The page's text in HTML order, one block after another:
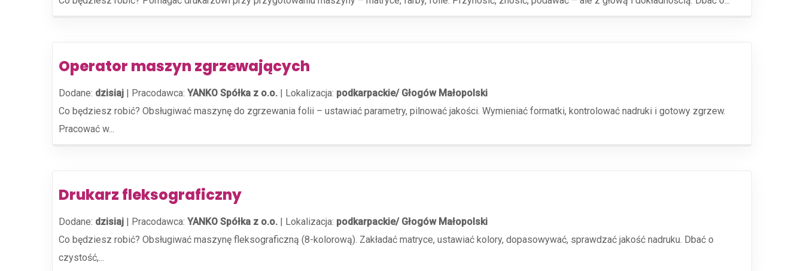
Operator maszyn zgrzewających
Dodane: dzisiaj | Pracodawca: YANKO Spółka z o.o. | Lokalizacja: podkarpackie/ Głogów Małopolski
Co będziesz robić? Obsługiwać maszynę do zgrzewania folii – ustawiać parametry, pilnować jakości. Wymieniać formatki, kontrolować nadruki i gotowy zgrzew.
Pracować w...
Drukarz fleksograficzny
Dodane: dzisiaj | Pracodawca: YANKO Spółka z o.o. | Lokalizacja: podkarpackie/ Głogów Małopolski
Co będziesz robić? Obsługiwać maszynę fleksograficzną (8-kolorową). Zakładać matryce, ustawiać kolory, dopasowywać, sprawdzać jakość nadruku. Dbać o
czystość,...